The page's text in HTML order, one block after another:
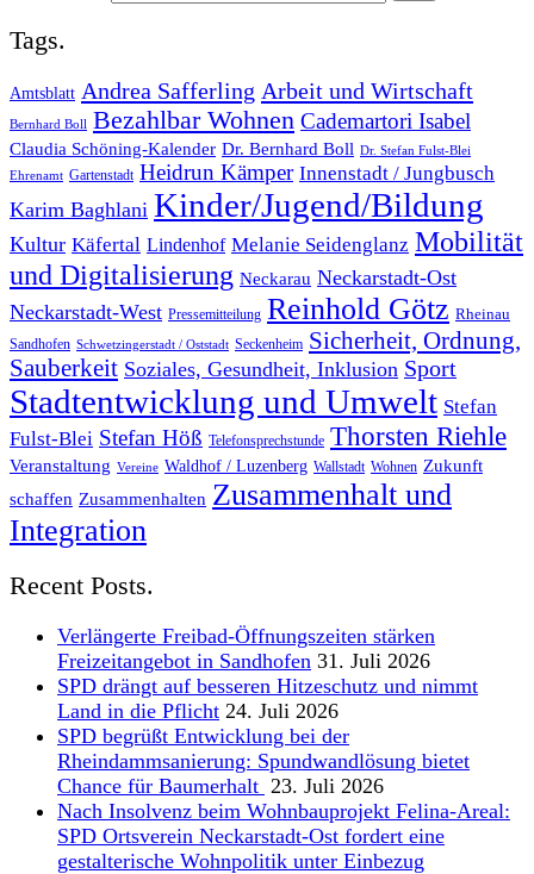
Tags.
Amtsblatt Andrea Safferling Arbeit und Wirtschaft
Bernhard Boll Bezahlbar Wohnen Cademartori Isabel
Claudia Schöning-Kalender Dr. Bernhard Boll Dr. Stefan Fulst-Blei
Ehrenamt Gartenstadt Heidrun Kämper Innenstadt / Jungbusch
Karim Baghlani Kinder/Jugend/Bildung
Kultur Käfertal Lindenhof Melanie Seidenglanz Mobilität
und Digitalisierung Neckarau Neckarstadt-Ost
Neckarstadt-West Pressemitteilung Reinhold Götz Rheinau
Sandhofen Schwetzingerstadt / Oststadt Seckenheim Sicherheit, Ordnung,
Sauberkeit Soziales, Gesundheit, Inklusion Sport
Stadtentwicklung und Umwelt Stefan
Fulst-Blei Stefan Höß Telefonsprechstunde Thorsten Riehle
Veranstaltung Vereine Waldhof / Luzenberg Wallstadt Wohnen Zukunft
schaffen Zusammenhalten Zusammenhalt und
Integration
Recent Posts.
Verlängerte Freibad-Öffnungszeiten stärken
Freizeitangebot in Sandhofen 31. Juli 2026
SPD drängt auf besseren Hitzeschutz und nimmt
Land in die Pflicht 24. Juli 2026
SPD begrüßt Entwicklung bei der
Rheindammsanierung: Spundwandlösung bietet
Chance für Baumerhalt 23. Juli 2026
Nach Insolvenz beim Wohnbauprojekt Felina-Areal:
SPD Ortsverein Neckarstadt-Ost fordert eine
gestalterische Wohnpolitik unter Einbezug